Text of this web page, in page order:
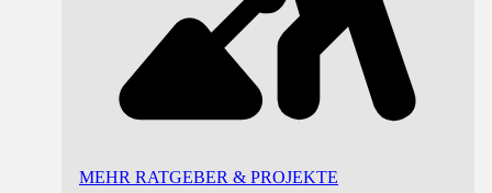
MEHR RATGEBER & PROJEKTE